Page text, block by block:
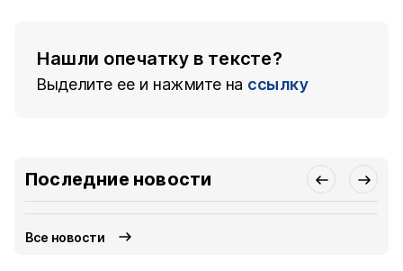
Нашли опечатку в тексте?
Выделите ее и нажмите на ссылку
Последние новости
Все новости